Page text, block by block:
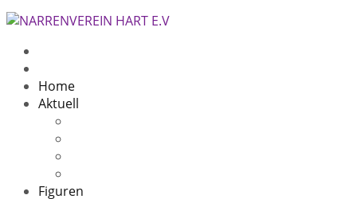
Home
Aktuell
Figuren